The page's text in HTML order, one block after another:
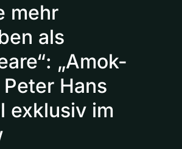
mehr
als
„Amok-
Peter Hans
exklusiv im